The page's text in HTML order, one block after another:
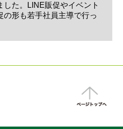
した。LINE販促やイベント
の形も若手社員主導で行っ